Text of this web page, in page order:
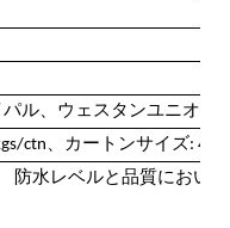
パル、ウェスタンユニオン
ctn、カートンサイズ:
防水レベルと品質におい